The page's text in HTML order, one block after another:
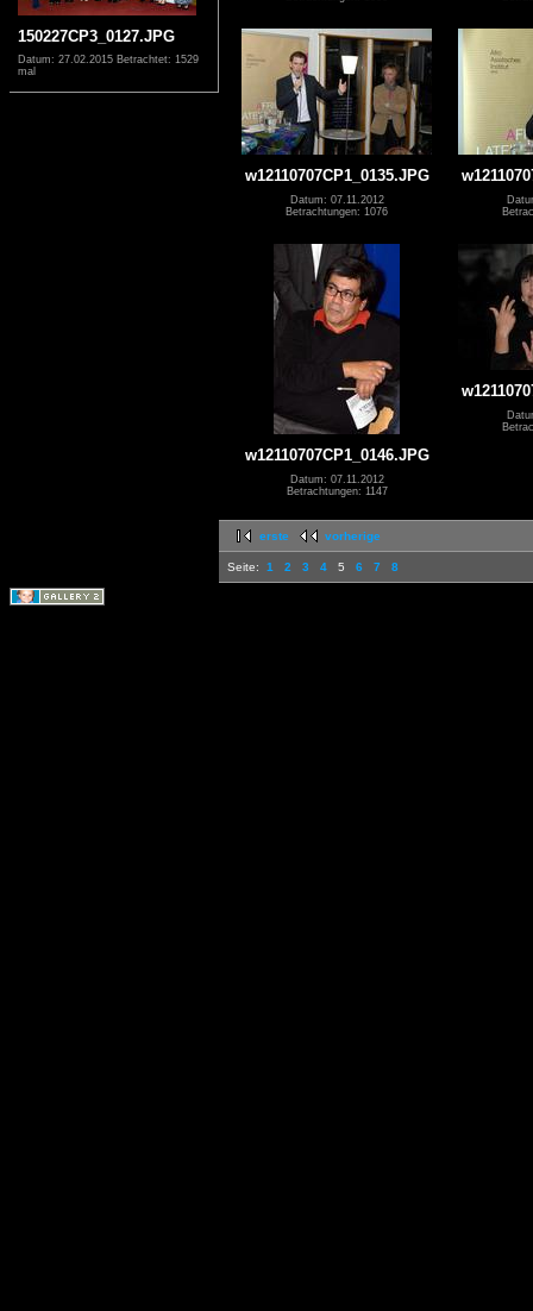
150227CP3_0127.JPG
Datum: 27.02.2015 Betrachtet: 1529
mal
w12110707CP1_0135.JPG
Datum: 07.11.2012
Betrachtungen: 1076
w12110707CP1_0146.JPG
Datum: 07.11.2012
Betrachtungen: 1147
erste vorherige
Seite: 1 2 3 4 5 6 7 8